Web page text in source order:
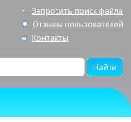
Запросить поиск файла
Отзывы пользователей
Контакты
Найти